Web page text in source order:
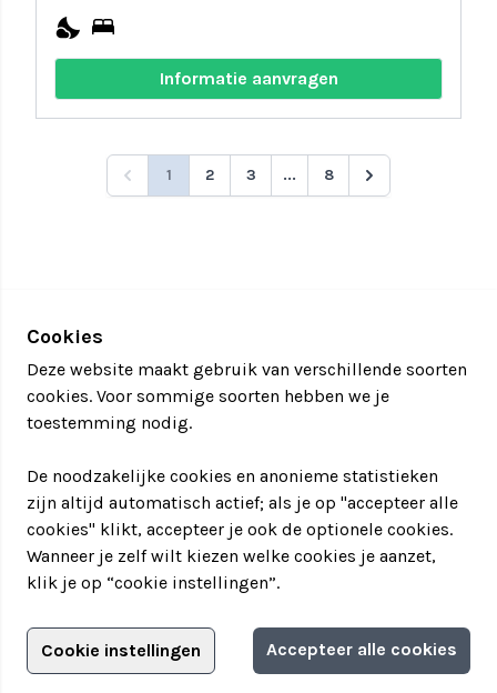
Filter jouw teamuitstapje!
nights_stay bed
Informatie aanvragen
1 2 3 ... 8
Adverteren?
Adverteerdersopties
Cookies
Deze website maakt gebruik van verschillende soorten
cookies. Voor sommige soorten hebben we je
toestemming nodig.
De noodzakelijke cookies en anonieme statistieken
zijn altijd automatisch actief; als je op "accepteer alle
cookies" klikt, accepteer je ook de optionele cookies.
Wanneer je zelf wilt kiezen welke cookies je aanzet,
klik je op “cookie instellingen”.
Cookie instellingen Accepteer alle cookies